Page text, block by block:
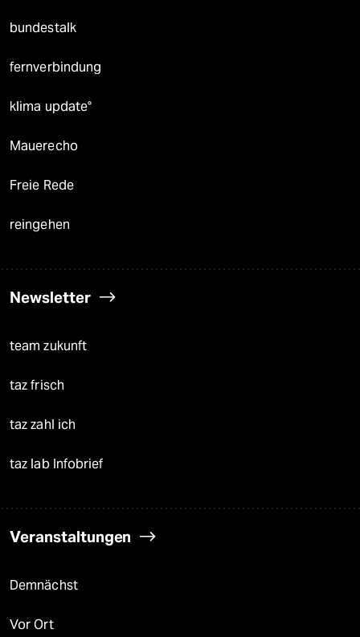
bundestalk
fernverbindung
klima update°
Mauerecho
Freie Rede
reingehen
Newsletter
team zukunft
taz frisch
taz zahl ich
taz lab Infobrief
Veranstaltungen
Demnächst
Vor Ort